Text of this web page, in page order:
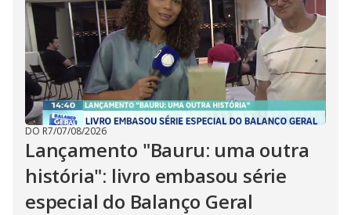
DO R7/07/08/2026
Lançamento "Bauru: uma outra
história": livro embasou série
especial do Balanço Geral